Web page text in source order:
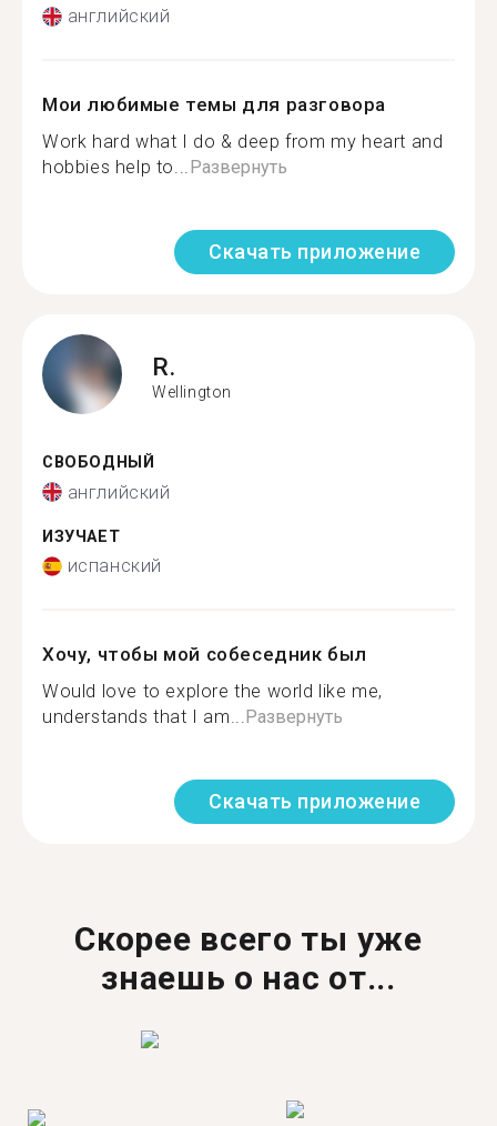
английский
Мои любимые темы для разговора
Work hard what I do & deep from my heart and
hobbies help to...Развернуть
Скачать приложение
R.
Wellington
СВОБОДНЫЙ
английский
ИЗУЧАЕТ
испанский
Хочу, чтобы мой собеседник был
Would love to explore the world like me,
understands that I am...Развернуть
Скачать приложение
Скорее всего ты уже
знаешь о нас от...